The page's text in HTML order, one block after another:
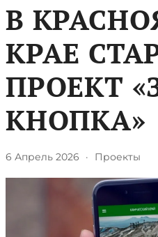
В
КРАЕ
ПРОЕКТ
КНОПКА»
6 Апрель 2026 · Проекты